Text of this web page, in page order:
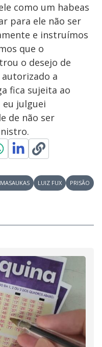
como um habeas
para ele não ser
e instruímos
que o
o desejo de
a
fica sujeita ao
eu julguei
de não ser
LUIZ FUX PRISÃO